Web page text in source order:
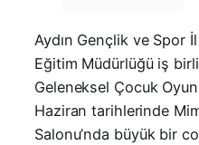
Aydın Gençlik ve Spor
Eğitim Müdürlüğü iş
Geleneksel Çocuk
Haziran tarihlerinde
Salonu’nda büyük bir